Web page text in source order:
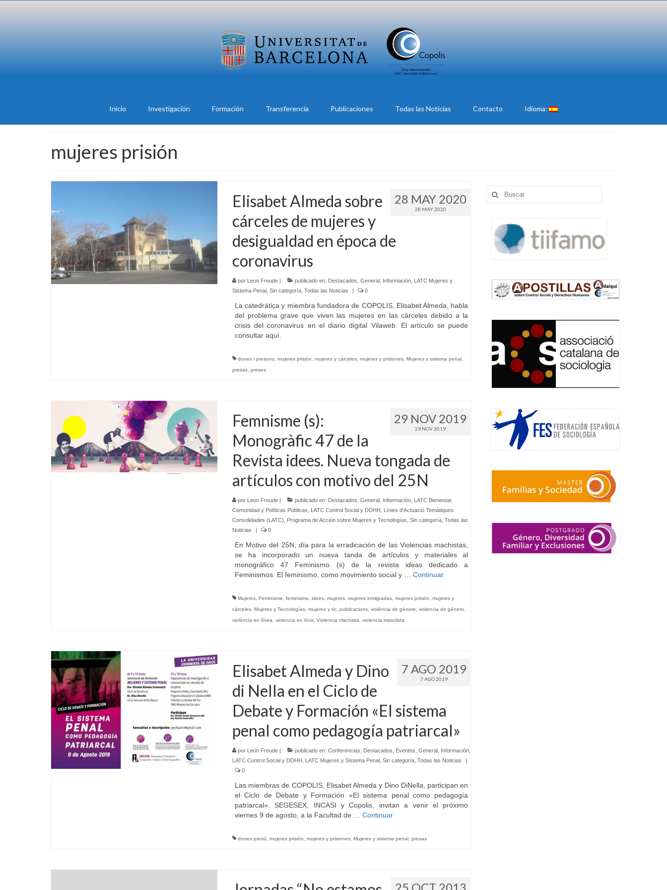
Inicio Investigación Formación Transferencia Publicaciones Todas las Noticias Contacto Idioma:
mujeres prisión
28 MAY 2020
28 MAY 2020
Elisabet Almeda sobre
cárceles de mujeres y
desigualdad en época de
coronavirus
por Leon Freude| publicado en: Destacados General, Información, LATC Mujeres y
Sistema Penal, Sin categoría, Todas las Noticias | 0
La catedrática y miembra fundadora de COPOLIS, Elisabet Almeda, habla
del problema grave que viven las mujeres en las cárceles debido a la
crisis del coronavirus en el diario digital Vilaweb. El artículo se puede
consultar aquí.
dones i presons, mujeres prisión mujeres y cárceles, mujeres y prisiones, Mujeres y sistema penal,
presas, preses
29 NOV 2019
29 NOV 2019
Femnisme (s):
Monogràfic 47 de la
Revista idees. Nueva tongada de
artículos con motivo del 25N
por Leon Freude| publicado en: Destacados General, Información, LATC Bienestar,
Comunidad y Políticas Públicas
LATC Control Social y DDHH
Línies d'Actuació Temàtiques
Consolidades (LATC)
Programa de Acción sobre Mujeres y Tecnologías Sin categoría, Todas las
Noticias
| 0
En Motivo del 25N, día para la erradicación de las Violencias machistas,
se ha incorporado un nueva tanda de artículos y materiales al
monográfico 47 Feminismo (s) de la revista ideas dedicado a
Feminismos. El feminismo, como movimiento social y … Continuar
Mujeres, Feminisme feminismo idees, mujeres, mujeres inmigradas, mujeres prisión
mujeres y
cárceles, Mujeres y Tecnologías, mujeres y tic, publicacions, violència de gènere violencia de género
violència en línea
violencia en línia Violencia machista violencia masclista
7 AGO 2019
7 AGO 2019
Elisabet Almeda y Dino
di Nella en el Ciclo de
Debate y Formación «El sistema
penal como pedagogía patriarcal»
por Leon Freude| publicado en: Conferencias Destacados Eventos General, Información,
LATC Control Social y DDHH
LATC Mujeres y Sistema Penal, Sin categoría, Todas las Noticias
|
0
Las miembras de COPOLIS, Elisabet Almeda y Dino DiNella, participan en
el Ciclo de Debate y Formación «El sistema penal como pedagogía
patriarcal». SEGESEX, INCASI y Copolis, invitan a venir el próximo
viernes 9 de agosto, a la Facultad de … Continuar
dones presó mujeres prisión mujeres y prisiones, Mujeres y sistema penal, presas
Buscar
por: